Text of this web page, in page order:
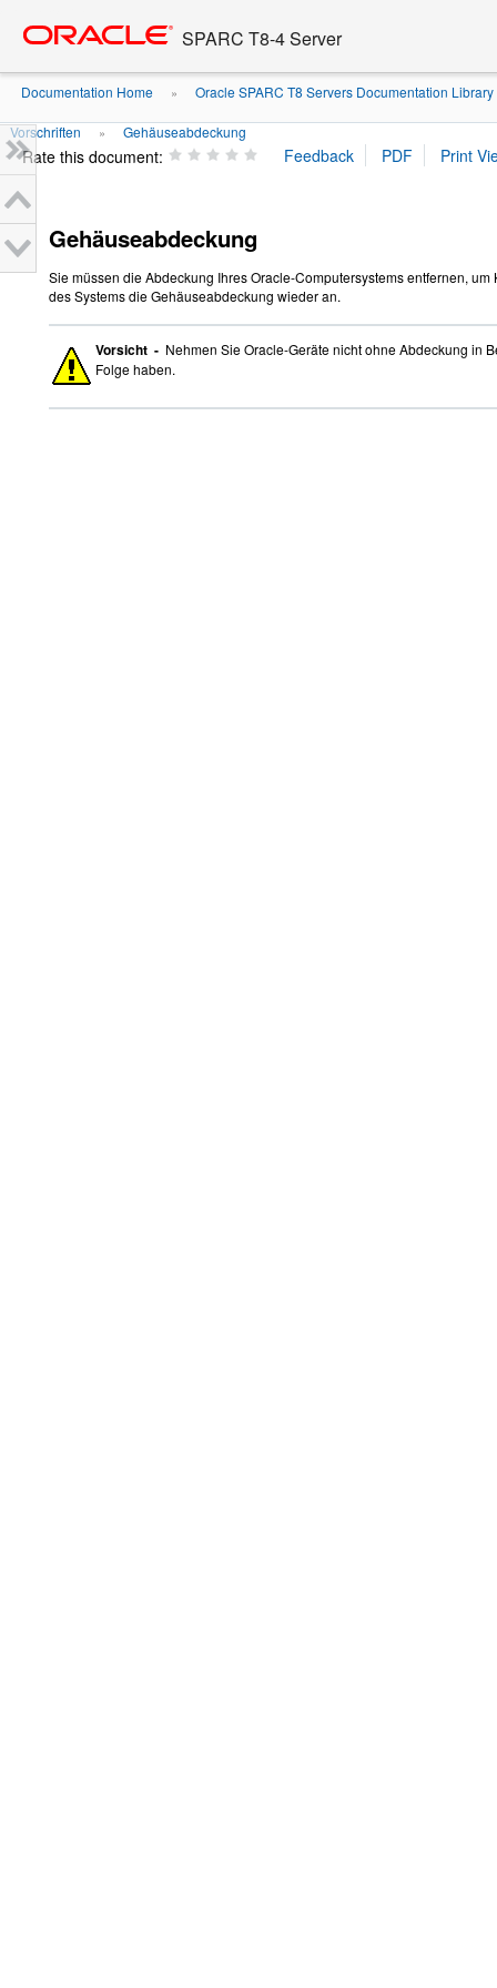
content
SPARC T8-4 Server
Documentation Home » Oracle SPARC T8 Servers Documentation Library
Vorschriften » Gehäuseabdeckung
Rate this document:
Gehäuseabdeckung
Sie müssen die Abdeckung Ihres Oracle-Computersystems entfernen,
des Systems die Gehäuseabdeckung wieder an.
Vorsicht - Nehmen Sie Oracle-Geräte nicht ohne Abdeckung in
Folge haben.